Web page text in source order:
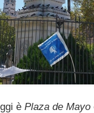
è Plaza de Mayo